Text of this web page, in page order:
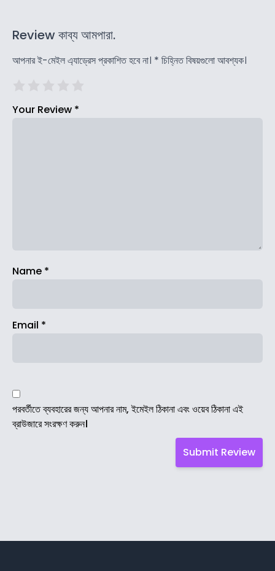
Review কাব্য আমপারা.
আপনার ই-মেইল এ্যাড্রেস প্রকাশিত হবে না। * চিহ্নিত বিষয়গুলো আবশ্যক।
Your Review *
Name *
Email *
পরবর্তীতে ব্যবহারের জন্য আপনার নাম, ইমেইল ঠিকানা এবং ওয়েব ঠিকানা এই
ব্রাউজারে সংরক্ষণ করুন।